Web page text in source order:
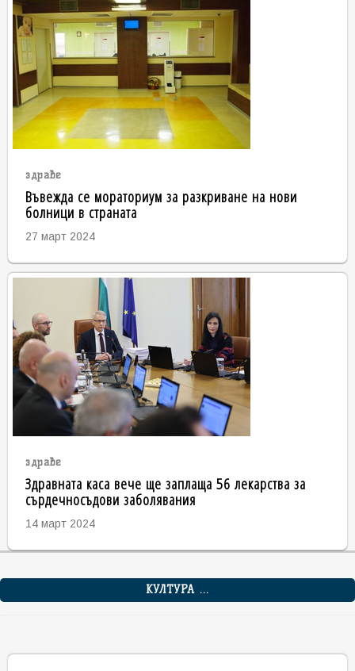
здраве
Въвежда се мораториум за разкриване на нови
болници в страната
27 март 2024
здраве
Здравната каса вече ще заплаща 56 лекарства за
сърдечносъдови заболявания
14 март 2024
КУЛТУРА ...